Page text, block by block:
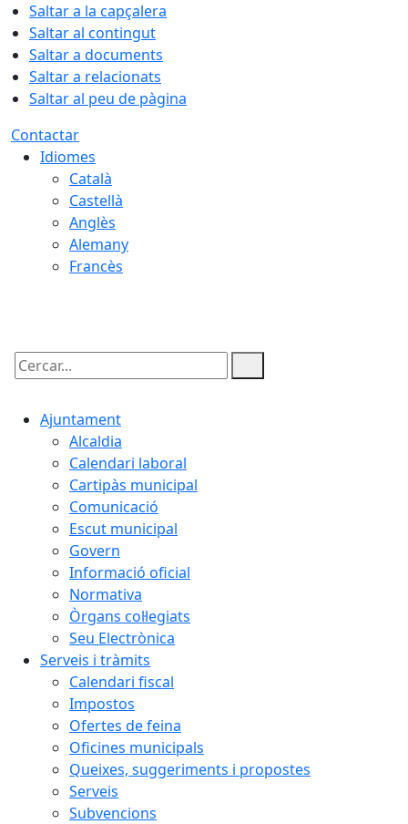
Saltar a la capçalera
Saltar al contingut
Saltar a documents
Saltar a relacionats
Saltar al peu de pàgina
Contactar
Idiomes
Català
Castellà
Anglès
Alemany
Francès
Cercar:
Ajuntament
Alcaldia
Calendari laboral
Cartipàs municipal
Comunicació
Escut municipal
Govern
Informació oficial
Normativa
Òrgans col·legiats
Seu Electrònica
Serveis i tràmits
Calendari fiscal
Impostos
Ofertes de feina
Oficines municipals
Queixes, suggeriments i propostes
Serveis
Subvencions